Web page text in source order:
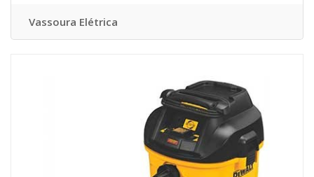
Vassoura Elétrica